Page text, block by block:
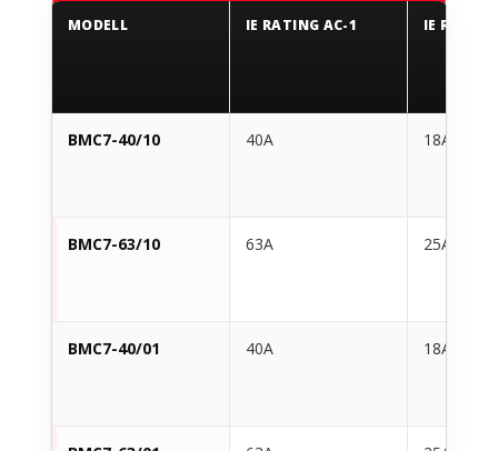
MODELL IE RATING AC-1 IE
BMC7-40/10 40A 18A
BMC7-63/10 63A 25A
BMC7-40/01 40A 18A